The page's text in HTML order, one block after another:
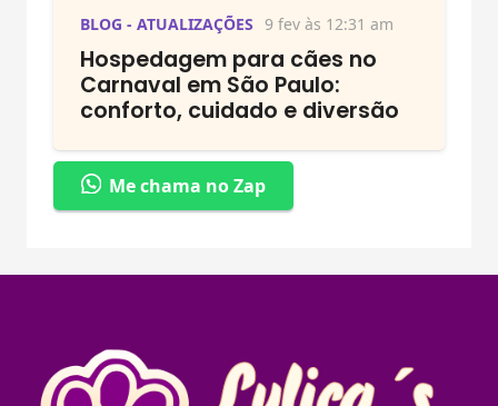
BLOG - ATUALIZAÇÕES 9 fev às 12:31 am
Hospedagem para cães no
Carnaval em São Paulo:
conforto, cuidado e diversão
Me chama no Zap